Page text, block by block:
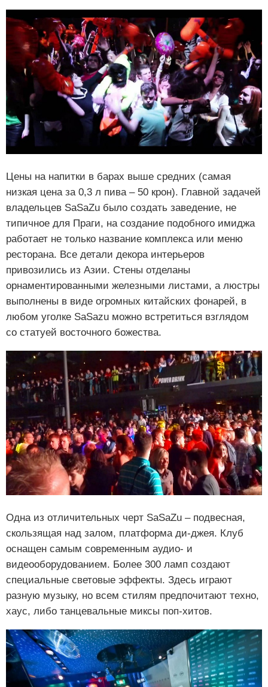
Цены на напитки в барах выше средних (самая
низкая цена за 0,3 л пива – 50 крон). Главной задачей
владельцев SaSaZu было создать заведение, не
типичное для Праги, на создание подобного имиджа
работает не только название комплекса или меню
ресторана. Все детали декора интерьеров
привозились из Азии. Стены отделаны
орнаментированными железными листами, а люстры
выполнены в виде огромных китайских фонарей, в
любом уголке SaSazu можно встретиться взглядом
со статуей восточного божества.
Одна из отличительных черт SaSaZu – подвесная,
скользящая над залом, платформа ди-джея. Клуб
оснащен самым современным аудио- и
видеооборудованием. Более 300 ламп создают
специальные световые эффекты. Здесь играют
разную музыку, но всем стилям предпочитают техно,
хаус, либо танцевальные миксы поп-хитов.